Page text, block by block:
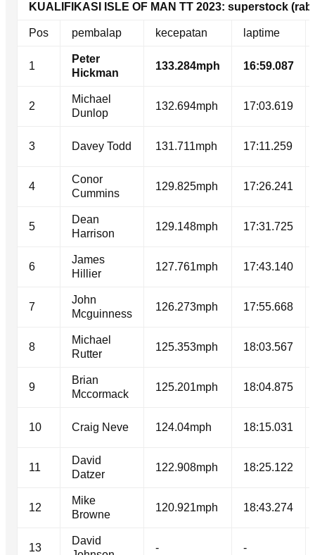
KUALIFIKASI ISLE OF MAN TT 2023: superstock
Pos pembalap kecepatan laptime
1
Peter
Hickman
133.284mph 16:59.087
2
Michael
Dunlop
132.694mph 17:03.619
3 Davey Todd 131.711mph 17:11.259
4
Conor
Cummins
129.825mph 17:26.241
5
Dean
Harrison
129.148mph 17:31.725
6
James
Hillier
127.761mph 17:43.140
7
John
Mcguinness
126.273mph 17:55.668
8
Michael
Rutter
125.353mph 18:03.567
9
Brian
Mccormack
125.201mph 18:04.875
10 Craig Neve 124.04mph 18:15.031
11
David
Datzer
122.908mph 18:25.122
12
Mike
Browne
120.921mph 18:43.274
13
David
- -